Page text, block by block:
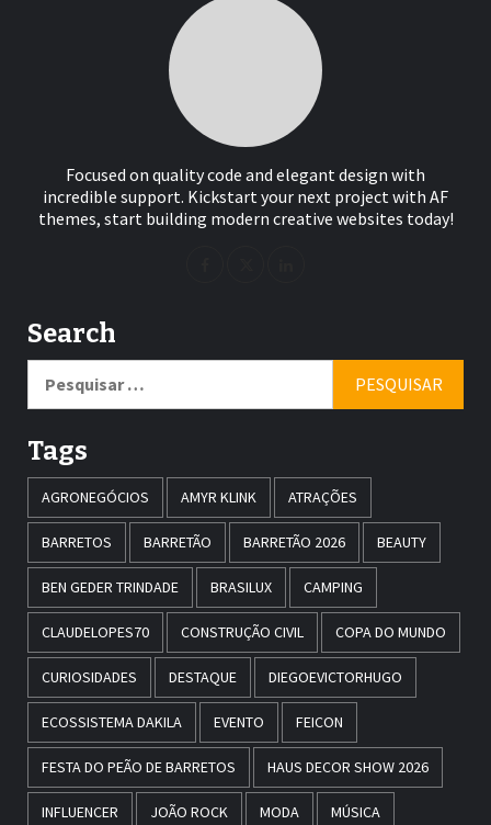
Focused on quality code and elegant design with
incredible support. Kickstart your next project with AF
themes, start building modern creative websites today!
Search
por:
Tags
AGRONEGÓCIOS AMYR KLINK ATRAÇÕES
BARRETOS BARRETÃO BARRETÃO 2026 BEAUTY
BEN GEDER TRINDADE BRASILUX CAMPING
CLAUDELOPES70 CONSTRUÇÃO CIVIL COPA DO MUNDO
CURIOSIDADES DESTAQUE DIEGOEVICTORHUGO
ECOSSISTEMA DAKILA EVENTO FEICON
FESTA DO PEÃO DE BARRETOS HAUS DECOR SHOW 2026
INFLUENCER JOÃO ROCK MODA MÚSICA